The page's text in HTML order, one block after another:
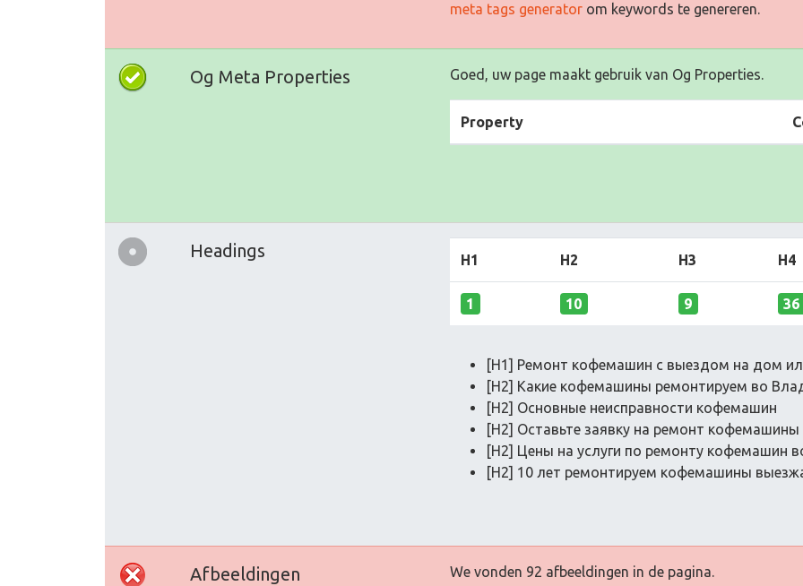
meta tags generator om keywords te genereren.
Og Meta Properties Goed, uw page maakt gebruik van Og Properties.
Property
Headings H1 H2 H3 H4
1 10 9 36
[H1] Ремонт кофемашин с выездом на дом
[H2] Какие кофемашины ремонтируем во
[H2] Основные неисправности кофемашин
[H2] Оставьте заявку на ремонт кофемашины
[H2] Цены на услуги по ремонту кофемашин
[H2] 10 лет ремонтируем кофемашины
Afbeeldingen We vonden 92 afbeeldingen in de pagina.